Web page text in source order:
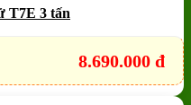
T7E 3 tấn
8.690.000 đ